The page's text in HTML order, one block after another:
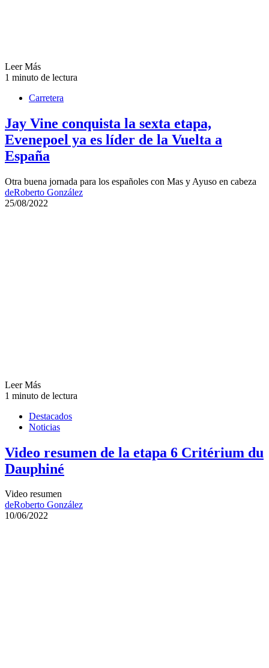
Leer Más
1 minuto de lectura
Carretera
Jay Vine conquista la sexta etapa,
Evenepoel ya es líder de la Vuelta a
España
Otra buena jornada para los españoles con Mas y Ayuso en cabeza
deRoberto González
25/08/2022
Leer Más
1 minuto de lectura
Destacados
Noticias
Video resumen de la etapa 6 Critérium du
Dauphiné
Video resumen
deRoberto González
10/06/2022